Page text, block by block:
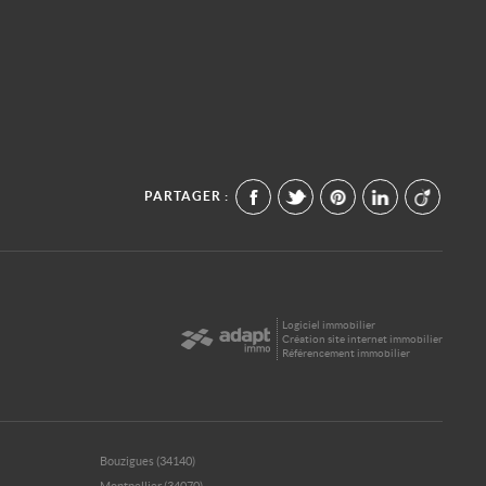
PARTAGER :
Logiciel immobilier
Création site internet immobilier
Référencement immobilier
Bouzigues (34140)